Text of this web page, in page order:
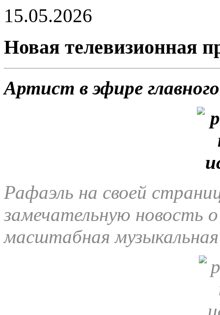
15.05.2026
Новая телевизионная
Артист в эфире
Рафаэль на своей
замечательную новость
масштабная